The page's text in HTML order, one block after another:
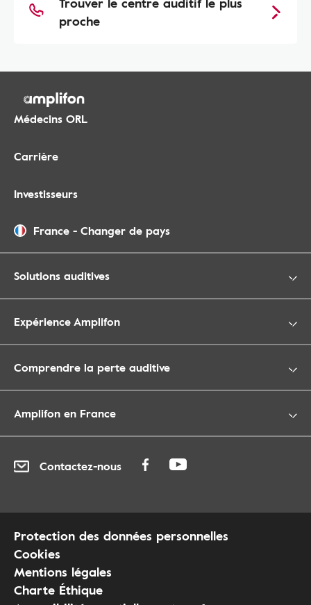
proche
Médecins ORL
Carrière
Investisseurs
France - Changer de pays
Solutions auditives
Expérience Amplifon
Comprendre la perte auditive
Amplifon en France
Contactez-nous
Protection des données personnelles
Cookies
Mentions légales
Charte Éthique